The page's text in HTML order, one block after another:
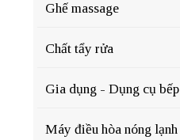
Ghế massage
Chất tẩy rửa
Gia dụng - Dụng cụ bếp
Máy điều hòa nóng lạnh